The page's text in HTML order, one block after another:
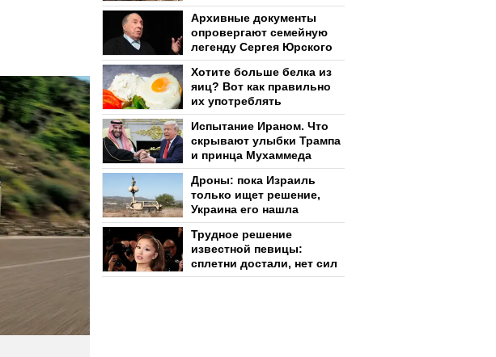
Архивные документы
опровергают семейную
легенду Сергея Юрского
Хотите больше белка из
яиц? Вот как правильно
их употреблять
Испытание Ираном. Что
скрывают улыбки Трампа
и принца Мухаммеда
Дроны: пока Израиль
только ищет решение,
Украина его нашла
Трудное решение
известной певицы:
сплетни достали, нет сил